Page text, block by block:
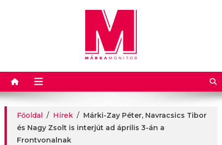
Márkamonitor
Főoldal / Hírek / Márki-Zay Péter, Navracsics Tibor
és Nagy Zsolt is interjút ad április 3-án a
Frontvonalnak